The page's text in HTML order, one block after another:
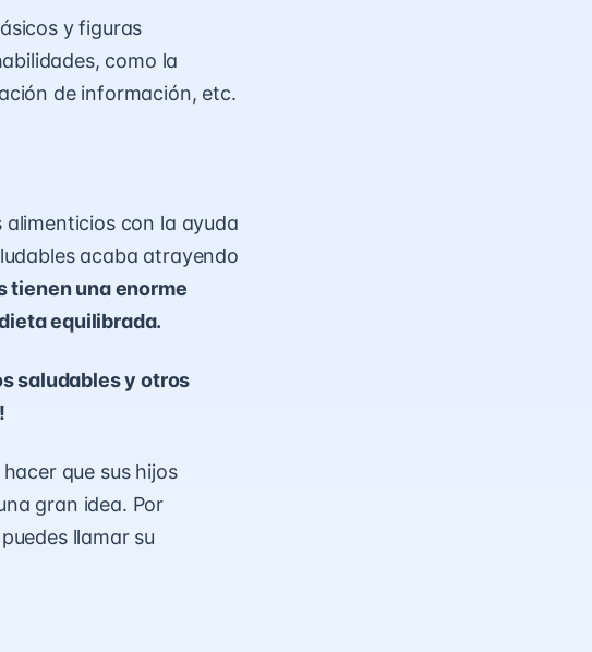
y figuras
como la
de información, etc.
alimenticios con la ayuda
acaba atrayendo
tienen una enorme
equilibrada.
saludables y otros
que sus hijos
gran idea. Por
llamar su